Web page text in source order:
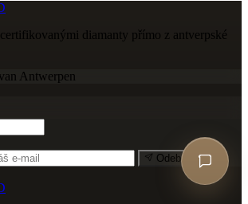
diamanty přímo z antverpské
Antwerpen
Odebírat